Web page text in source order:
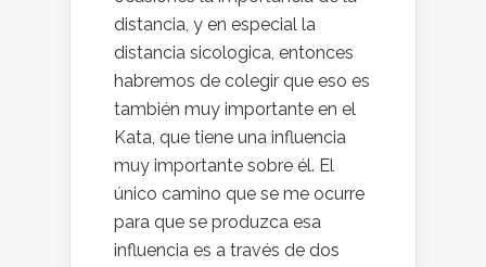
distancia, y en especial la
distancia sicologica, entonces
habremos de colegir que eso es
también muy importante en el
Kata, que tiene una influencia
muy importante sobre él. El
único camino que se me ocurre
para que se produzca esa
influencia es a través de dos